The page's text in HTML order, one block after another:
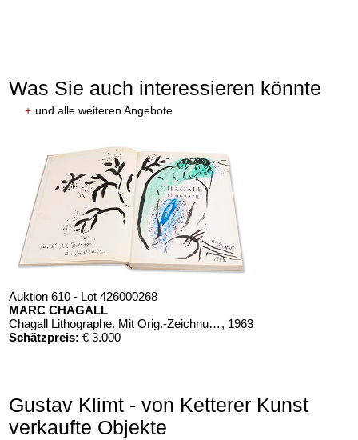
Was Sie auch interessieren könnte
+ und alle weiteren Angebote
Auktion 610 - Lot 426000268
MARC CHAGALL
Chagall Lithographe. Mit Orig.-Zeichnung von Chagall , 1963
Schätzpreis: € 3.000
Gustav Klimt - von Ketterer Kunst
verkaufte Objekte